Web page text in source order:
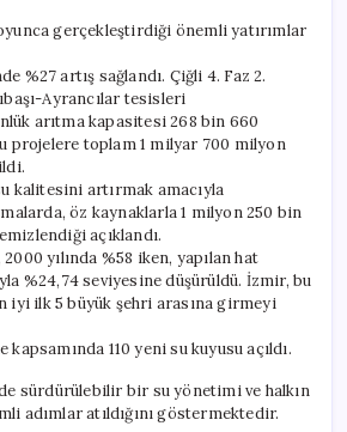
gerçekleştirdiği önemli yatırımlar
%27 artış sağlandı. Çiğli 4. Faz 2.
Ayrancılar tesisleri
arıtma kapasitesi 268 bin 660
projelere toplam 1 milyar 700 milyon
kalitesini artırmak amacıyla
öz kaynaklarla 1 milyon 250 bin
açıklandı.
yılında %58 iken, yapılan hat
%24,74 seviyesine düşürüldü. İzmir, bu
iyi ilk 5 büyük şehri arasına girmeyi
kapsamında 110 yeni su kuyusu açıldı.
sürdürülebilir bir su yönetimi ve halkın
adımlar atıldığını göstermektedir.